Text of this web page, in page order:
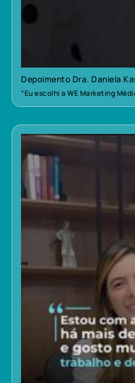
Depoimento Dra. Daniela
“Eu escolhi a WE Marketing